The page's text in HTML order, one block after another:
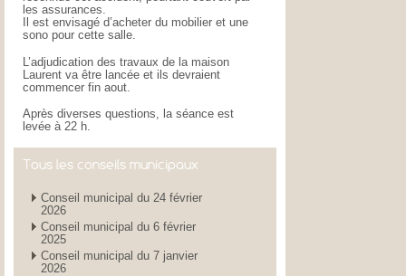
les assurances.
Il est envisagé d’acheter du mobilier et une
sono pour cette salle.
L’adjudication des travaux de la maison
Laurent va être lancée et ils devraient
commencer fin aout.
Après diverses questions, la séance est
levée à 22 h.
Tous les conseils municipaux
Conseil municipal du 24 février
2026
Conseil municipal du 6 février
2025
Conseil municipal du 7 janvier
2026